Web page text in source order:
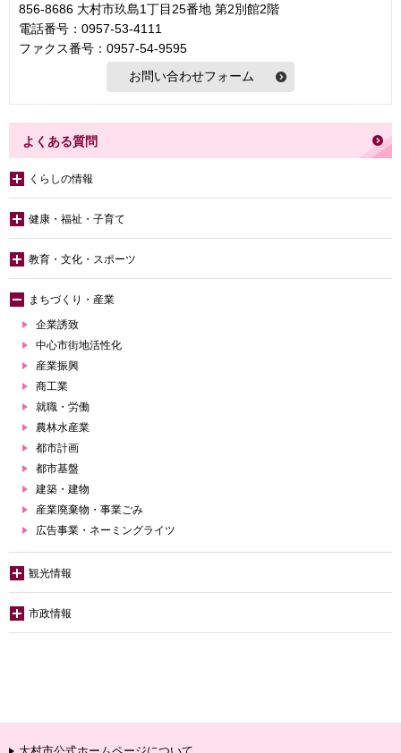
856-8686 大村市玖島1丁目25番地 第2別館2階
電話番号：0957-53-4111
ファクス番号：0957-54-9595
よくある質問
くらしの情報
健康・福祉・子育て
教育・文化・スポーツ
まちづくり・産業
企業誘致
中心市街地活性化
産業振興
商工業
就職・労働
農林水産業
都市計画
都市基盤
建築・建物
産業廃棄物・事業ごみ
広告事業・ネーミングライツ
観光情報
市政情報